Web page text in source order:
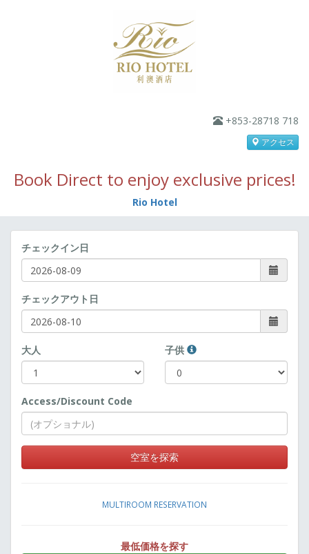
+853-28718 718
アクセス
Book Direct to enjoy exclusive prices!
Rio Hotel
チェックイン日
チェックアウト日
大人 子供
Access/Discount Code
空室を探索
MULTIROOM RESERVATION
最低価格を探す